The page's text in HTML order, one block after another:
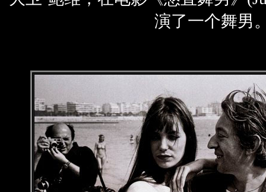
演了一个舞男